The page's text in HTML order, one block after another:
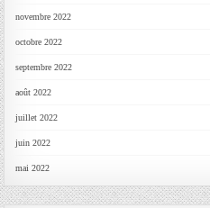
novembre 2022
octobre 2022
septembre 2022
août 2022
juillet 2022
juin 2022
mai 2022